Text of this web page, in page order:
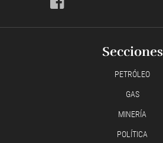
Secciones
PETRÓLEO
GAS
MINERÍA
POLÍTICA